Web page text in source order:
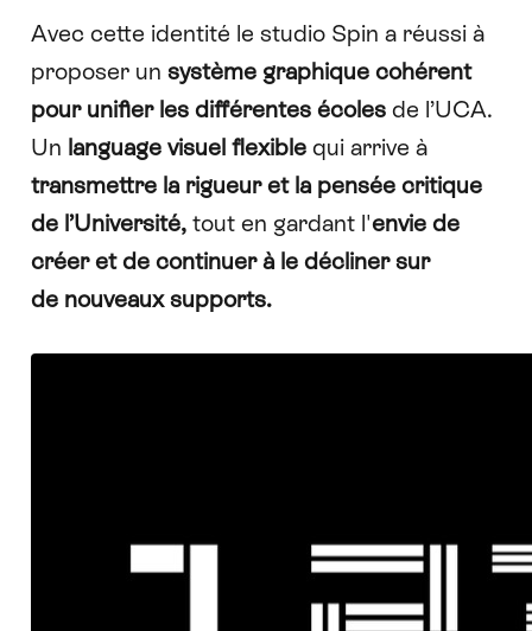
Avec cette identité le studio Spin a réussi à
proposer un système graphique cohérent
pour unifier les différentes écolesde l’UCA.
Un language visuel flexiblequi arrive à
transmettre la rigueur et la pensée critique
de l’Université,tout en gardant l'envie de
créer et de continuer à le décliner sur
de nouveaux supports.